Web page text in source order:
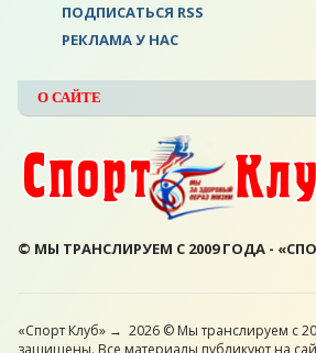
ПОДПИСАТЬСЯ RSS
РЕКЛАМА У НАС
О САЙТЕ
© МЫ ТРАНСЛИРУЕМ С 2009 ГОДА -
«Спорт Клуб» → 2026 © Мы транслируем с
защищены. Все материалы публикуют на